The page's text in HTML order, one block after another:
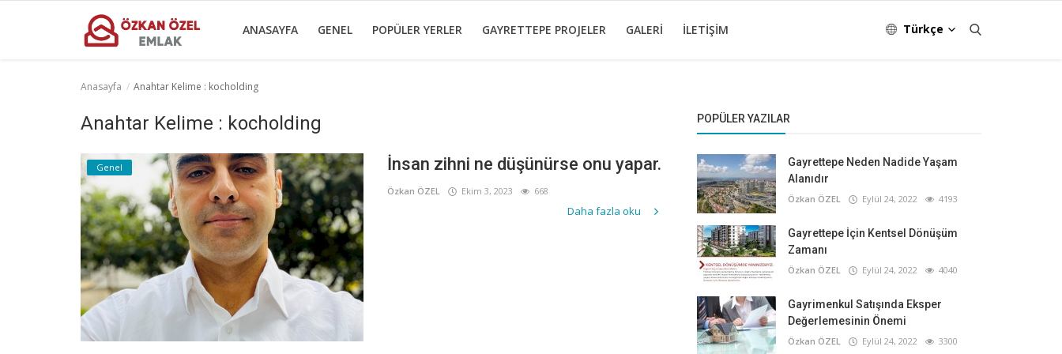
ANASAYFA GENEL POPÜLER YERLER GAYRETTEPE PROJELER GALERI İLETIŞIM Türkçe
Popüler Yerler
Gayrettepe Projeler
Anasayfa Anahtar Kelime : kocholding
Anahtar Kelime : kocholding
Genel İnsan zihni ne düşünürse onu yapar.
Özkan ÖZEL Ekim 3, 2023 668
Daha fazla oku
POPÜLER YAZILAR
Gayrettepe Neden Nadide Yaşam
Alanıdır
Özkan ÖZEL Eylül 24, 2022 4193
Gayrettepe İçin Kentsel Dönüşüm
Zamanı
Özkan ÖZEL Eylül 24, 2022 4040
Gayrimenkul Satışında Eksper
Değerlemesinin Önemi
Özkan ÖZEL Eylül 24, 2022 3300